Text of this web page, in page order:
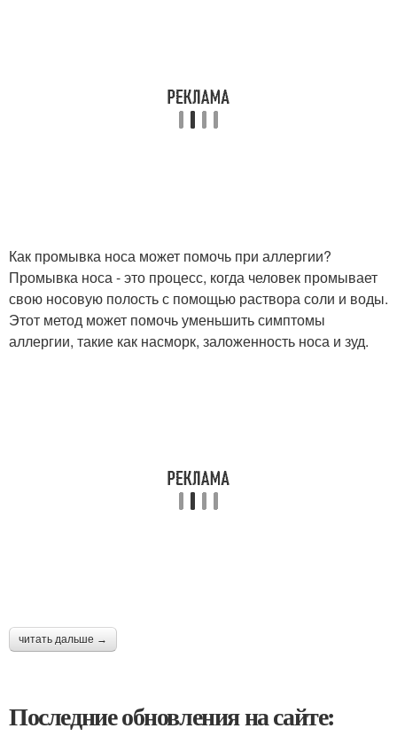
Как промывка носа может помочь при аллергии?
Промывка носа - это процесс, когда человек промывает
свою носовую полость с помощью раствора соли и воды.
Этот метод может помочь уменьшить симптомы
аллергии, такие как насморк, заложенность носа и зуд.
читать дальше →
Последние обновления на сайте: